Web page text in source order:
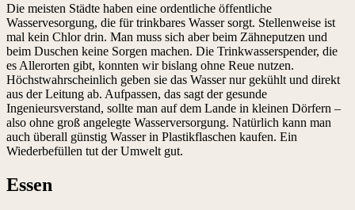
Die meisten Städte haben eine ordentliche öffentliche
Wasservesorgung, die für trinkbares Wasser sorgt. Stellenweise ist
mal kein Chlor drin. Man muss sich aber beim Zähneputzen und
beim Duschen keine Sorgen machen. Die Trinkwasserspender, die
es Allerorten gibt, konnten wir bislang ohne Reue nutzen.
Höchstwahrscheinlich geben sie das Wasser nur gekühlt und direkt
aus der Leitung ab. Aufpassen, das sagt der gesunde
Ingenieursverstand, sollte man auf dem Lande in kleinen Dörfern –
also ohne groß angelegte Wasserversorgung. Natürlich kann man
auch überall günstig Wasser in Plastikflaschen kaufen. Ein
Wiederbefüllen tut der Umwelt gut.
Essen